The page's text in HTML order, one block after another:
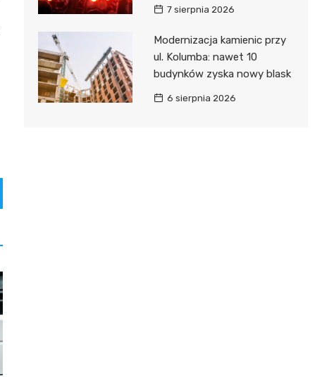
7 sierpnia 2026
Modernizacja kamienic przy
ul. Kolumba: nawet 10
budynków zyska nowy blask
6 sierpnia 2026